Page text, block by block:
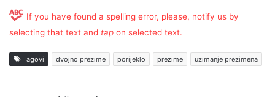
If you have found a spelling error, please, notify us by
selecting that text and tap on selected text.
Tagovi dvojno prezime porijeklo prezime uzimanje prezimena